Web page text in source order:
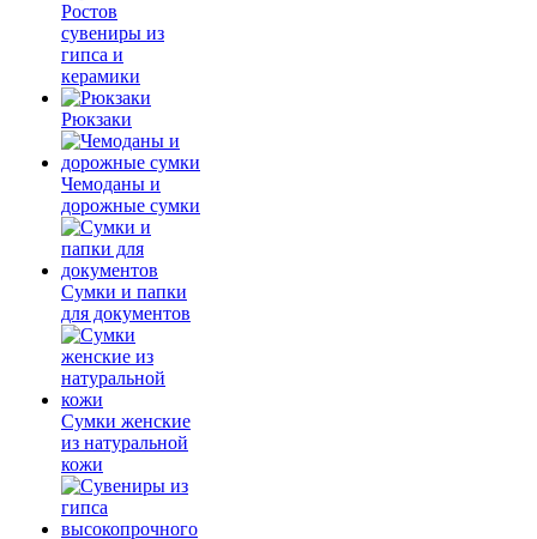
Ростов
сувениры из
гипса и
керамики
Рюкзаки
Чемоданы и
дорожные сумки
Сумки и папки
для документов
Сумки женские
из натуральной
кожи